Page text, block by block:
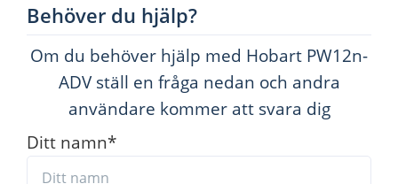
Behöver du hjälp?
Om du behöver hjälp med Hobart PW12n-
ADV ställ en fråga nedan och andra
användare kommer att svara dig
Ditt namn*